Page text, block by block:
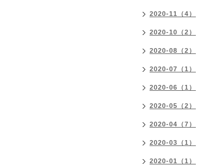
2020-11（4）
2020-10（2）
2020-08（2）
2020-07（1）
2020-06（1）
2020-05（2）
2020-04（7）
2020-03（1）
2020-01（1）